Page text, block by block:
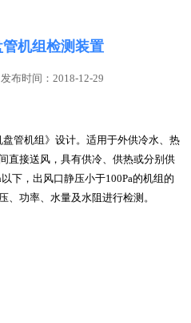
机组检测装置
发布时间：2018-12-29
管机组》设计。适用于外供冷水、热
直接送风，具有供冷、供热或分别供
下，出风口静压小于100Pa的机组的
、功率、水量及水阻进行检测。